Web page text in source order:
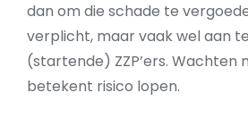
dan om die schade te
verplicht, maar vaak wel aan
(startende) ZZP’ers. Wachten
betekent risico lopen.